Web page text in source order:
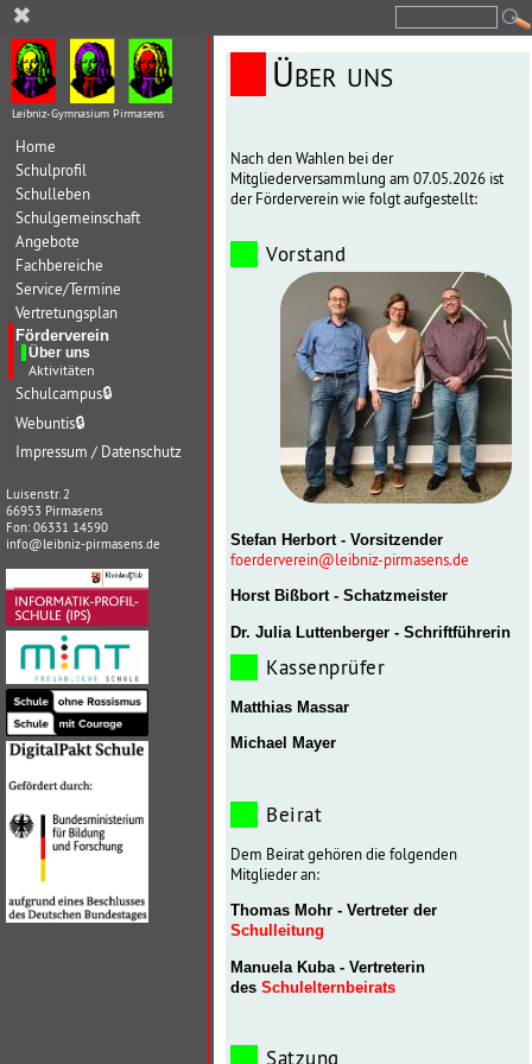
Leibniz-Gymnasium Pirmasens
Home
Schulprofil
Schulleben
Schulgemeinschaft
Angebote
Fachbereiche
Service/Termine
Vertretungsplan
Förderverein
Über uns
Aktivitäten
Schulcampus🔒
Webuntis🔒
Impressum / Datenschutz
Luisenstr. 2
66953 Pirmasens
Fon: 06331 14590
info@leibniz-pirmasens.de
Über uns
Nach den Wahlen bei der
Mitgliederversammlung am 07.05.2026 ist
der Förderverein wie folgt aufgestellt:
Vorstand
Stefan Herbort - Vorsitzender
foerderverein@leibniz-pirmasens.de
Horst Bißbort - Schatzmeister
Dr. Julia Luttenberger - Schriftführerin
Kassenprüfer
Matthias Massar
Michael Mayer
Beirat
Dem Beirat gehören die folgenden
Mitglieder an:
Thomas Mohr - Vertreter der
Schulleitung
Manuela Kuba - Vertreterin
des Schulelternbeirats
Satzung
✖